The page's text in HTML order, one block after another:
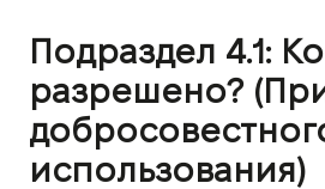
Подраздел 4.1:
разрешено?
использования)